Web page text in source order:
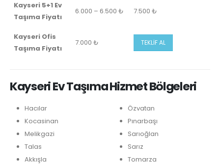
Kayseri 5+1 Ev
Taşıma Fiyatı
6.000 – 6.500 ₺ 7.500 ₺
Kayseri Ofis
Taşıma Fiyatı
7.000 ₺ TEKLİF AL
Kayseri Ev Taşıma Hizmet Bölgeleri
Hacılar
Kocasinan
Melikgazi
Talas
Akkışla
Özvatan
Pınarbaşı
Sarıoğlan
Sarız
Tomarza